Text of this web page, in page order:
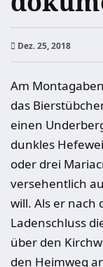
Dez. 25, 2018
Am
das
einen
dunkles
oder drei
versehentlich
will. Als er nach
Ladenschluss
über den
den Heimweg